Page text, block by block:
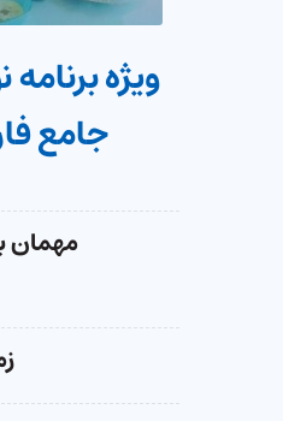
ویژه
جامع
مهمان